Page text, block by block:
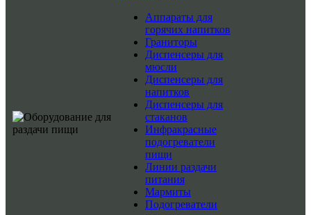
Аппараты для
горячих напитков
Граниторы
Диспенсеры для
мюсли
Диспенсеры для
напитков
Диспенсеры для
стаканов
Инфракрасные
подогреватели
пищи
Линии раздачи
питания
Мармиты
Подогреватели